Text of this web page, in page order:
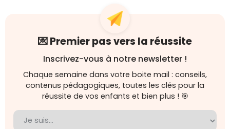
💌 Premier pas vers la réussite
Inscrivez-vous à notre newsletter !
Chaque semaine dans votre boite mail : conseils,
contenus pédagogiques, toutes les clés pour la
réussite de vos enfants et bien plus ! 🎯